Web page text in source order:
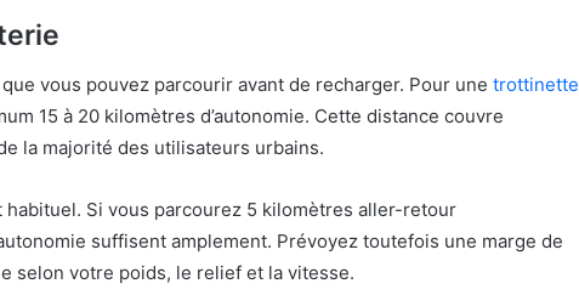
vous pouvez parcourir avant de recharger. Pour une trottinette
15 à 20 kilomètres d’autonomie. Cette distance couvre
la majorité des utilisateurs urbains.
Si vous parcourez 5 kilomètres aller-retour
suffisent amplement. Prévoyez toutefois une marge de
selon votre poids, le relief et la vitesse.